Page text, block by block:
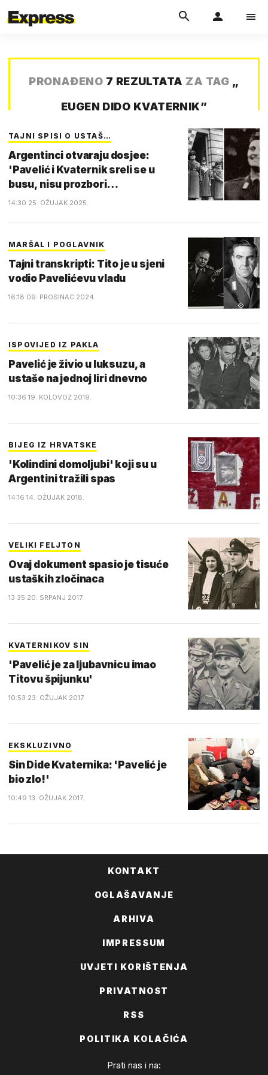
PRONAĐENO 7 REZULTATA ZA TAG „
EUGEN DIDO KVATERNIK”
TAJNI SPISI O USTAŠ…
Argentinci otvaraju dosjee:
'Pavelić i Kvaternik sreli se u
busu, nisu prozbori…
14:30 25. OŽUJAK 2025.
MARŠAL I POGLAVNIK
Tajni transkripti: Tito je u sjeni
vodio Pavelićevu vladu
16:18 09. PROSINAC 2024.
ISPOVIJED IZ PAKLA
Pavelić je živio u luksuzu, a
ustaše na jednoj liri dnevno
10:36 19. KOLOVOZ 2019.
BIJEG IZ HRVATSKE
'Kolindini domoljubi' koji su u
Argentini tražili spas
14:16 14. OŽUJAK 2018.
VELIKI FELJTON
Ovaj dokument spasio je tisuće
ustaških zločinaca
13:35 20. SRPANJ 2017.
KVATERNIKOV SIN
'Pavelić je za ljubavnicu imao
Titovu špijunku'
10:53 23. OŽUJAK 2017.
EKSKLUZIVNO
Sin Dide Kvaternika: 'Pavelić je
bio zlo!'
10:49 13. OŽUJAK 2017.
KONTAKT
OGLAŠAVANJE
ARHIVA
IMPRESSUM
UVJETI KORIŠTENJA
PRIVATNOST
RSS
POLITIKA KOLAČIĆA
Prati nas i na: